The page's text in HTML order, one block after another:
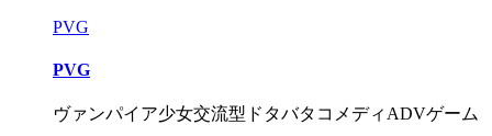
PVG
PVG
ヴァンパイア少女交流型ドタバタコメディADVゲーム